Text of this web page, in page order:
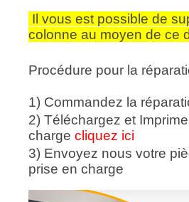
Il vous est possible de
colonne au moyen de ce
Procédure pour la
1) Commandez la
2) Téléchargez et
charge cliquez ici
3) Envoyez nous votre
prise en charge